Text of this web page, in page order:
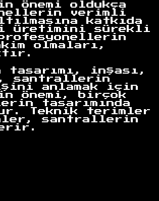
önemi oldukça
verimli
katkıda
üretimini sürekli
olmaları,
inşası,
santrallerin
anlamak için
önemi, birçok
tasarımında
Teknik terimler
santrallerin